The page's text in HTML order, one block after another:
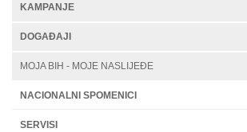
KAMPANJE
DOGAĐAJI
MOJA BIH - MOJE NASLIJEĐE
NACIONALNI SPOMENICI
SERVISI